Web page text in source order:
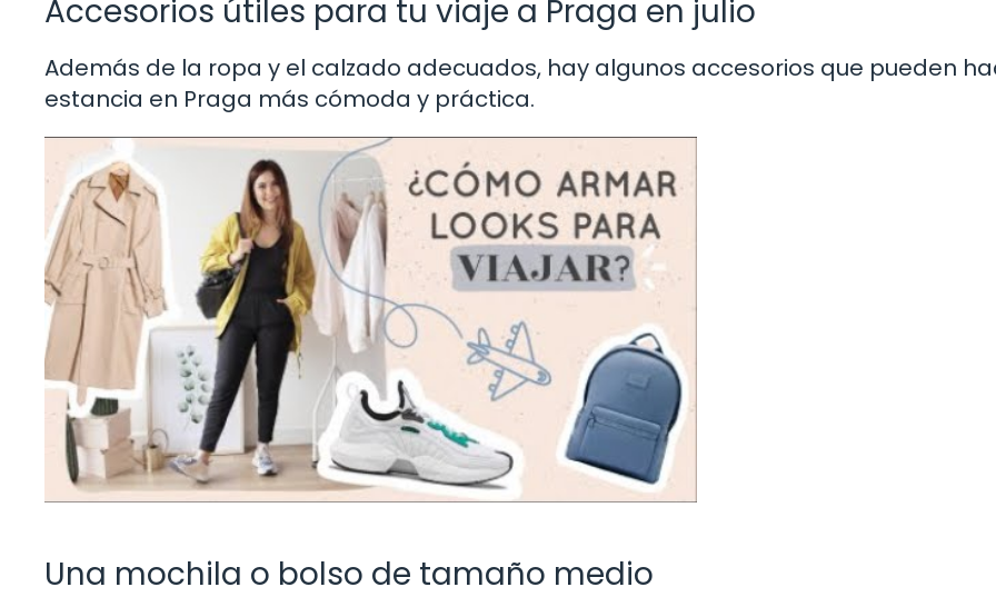
Accesorios útiles para tu viaje a Praga en julio
Además de la ropa y el calzado adecuados, hay algunos accesorios que pueden
estancia en Praga más cómoda y práctica.
Una mochila o bolso de tamaño medio